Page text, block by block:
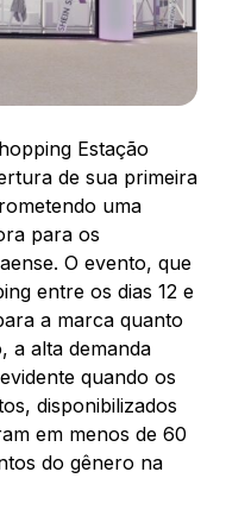
-
Estação
de sua primeira
uma
para os
O evento, que
entre os dias 12 e
a marca quanto
a alta demanda
quando os
disponibilizados
em menos de 60
do gênero na